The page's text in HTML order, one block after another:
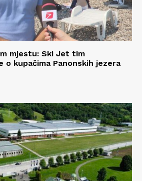
mjestu: Ski Jet tim
o kupačima Panonskih jezera